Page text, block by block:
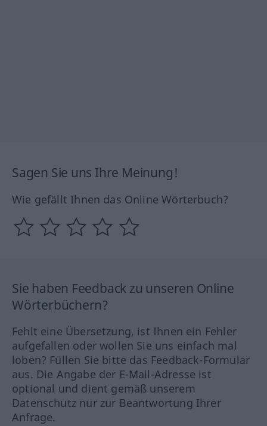
Sagen Sie uns Ihre Meinung!
Wie gefällt Ihnen das Online Wörterbuch?
Sie haben Feedback zu unseren Online
Wörterbüchern?
Fehlt eine Übersetzung, ist Ihnen ein Fehler
aufgefallen oder wollen Sie uns einfach mal
loben? Füllen Sie bitte das Feedback-Formular
aus. Die Angabe der E-Mail-Adresse ist
optional und dient gemäß unserem
Datenschutz nur zur Beantwortung Ihrer
Anfrage.